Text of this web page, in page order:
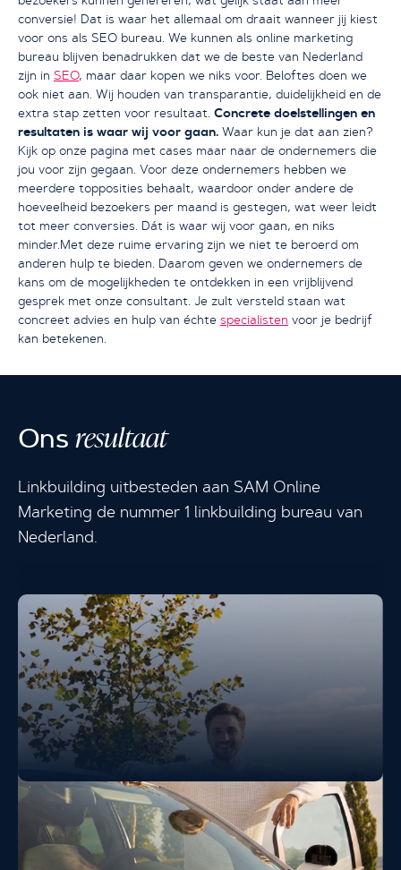
conversie! Dat is waar het allemaal om draait wanneer jij kiest
voor ons als SEO bureau. We kunnen als online marketing
bureau blijven benadrukken dat we de beste van Nederland
zijn in SEO, maar daar kopen we niks voor. Beloftes doen we
ook niet aan. Wij houden van transparantie, duidelijkheid en de
extra stap zetten voor resultaat. Concrete doelstellingen en
resultaten is waar wij voor gaan. Waar kun je dat aan zien?
Kijk op onze pagina met cases maar naar de ondernemers die
jou voor zijn gegaan. Voor deze ondernemers hebben we
meerdere topposities behaalt, waardoor onder andere de
hoeveelheid bezoekers per maand is gestegen, wat weer leidt
tot meer conversies. Dát is waar wij voor gaan, en niks
minder.Met deze ruime ervaring zijn we niet te beroerd om
anderen hulp te bieden. Daarom geven we ondernemers de
kans om de mogelijkheden te ontdekken in een vrijblijvend
gesprek met onze consultant. Je zult versteld staan wat
concreet advies en hulp van échte specialisten voor je bedrijf
kan betekenen.
Onsresultaat
Linkbuilding uitbesteden aan SAM Online
Marketing de nummer 1 linkbuilding bureau van
Nederland.